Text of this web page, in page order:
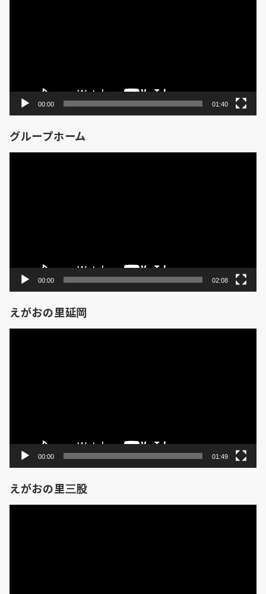
00:00 01:40
グループホーム
00:00 02:08
えがおの里延岡
00:00 01:49
えがおの里三股